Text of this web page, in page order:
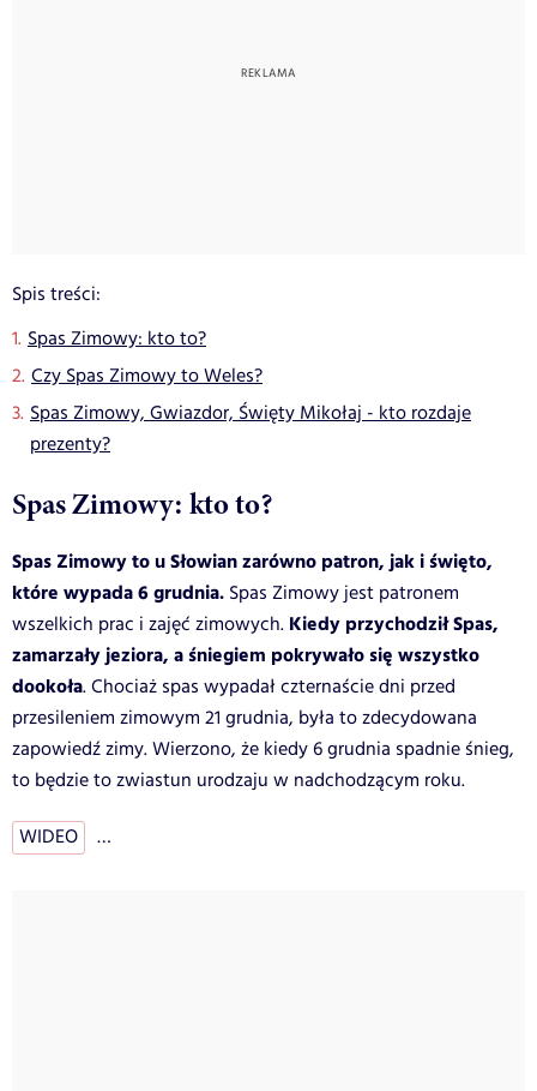
Spis treści:
Spas Zimowy: kto to?
Czy Spas Zimowy to Weles?
Spas Zimowy, Gwiazdor, Święty Mikołaj - kto rozdaje
prezenty?
Spas Zimowy: kto to?
Spas Zimowy to u Słowian zarówno patron, jak i święto,
które wypada 6 grudnia. Spas Zimowy jest patronem
wszelkich prac i zajęć zimowych. Kiedy przychodził Spas,
zamarzały jeziora, a śniegiem pokrywało się wszystko
dookoła. Chociaż spas wypadał czternaście dni przed
przesileniem zimowym 21 grudnia, była to zdecydowana
zapowiedź zimy. Wierzono, że kiedy 6 grudnia spadnie śnieg,
to będzie to zwiastun urodzaju w nadchodzącym roku.
WIDEO …